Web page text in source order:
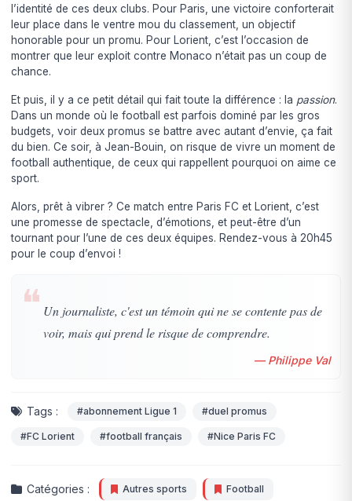
l’identité de ces deux clubs. Pour Paris, une victoire conforterait
leur place dans le ventre mou du classement, un objectif
honorable pour un promu. Pour Lorient, c’est l’occasion de
montrer que leur exploit contre Monaco n’était pas un coup de
chance.
Et puis, il y a ce petit détail qui fait toute la différence : la passion.
Dans un monde où le football est parfois dominé par les gros
budgets, voir deux promus se battre avec autant d’envie, ça fait
du bien. Ce soir, à Jean-Bouin, on risque de vivre un moment de
football authentique, de ceux qui rappellent pourquoi on aime ce
sport.
Alors, prêt à vibrer ? Ce match entre Paris FC et Lorient, c’est
une promesse de spectacle, d’émotions, et peut-être d’un
tournant pour l’une de ces deux équipes. Rendez-vous à 20h45
pour le coup d’envoi !
❝ Un journaliste, c'est un témoin qui ne se contente pas de
voir, mais qui prend le risque de comprendre.
— Philippe Val
Tags : #abonnement Ligue 1 #duel promus
#FC Lorient #football français #Nice Paris FC
Catégories : Autres sports Football